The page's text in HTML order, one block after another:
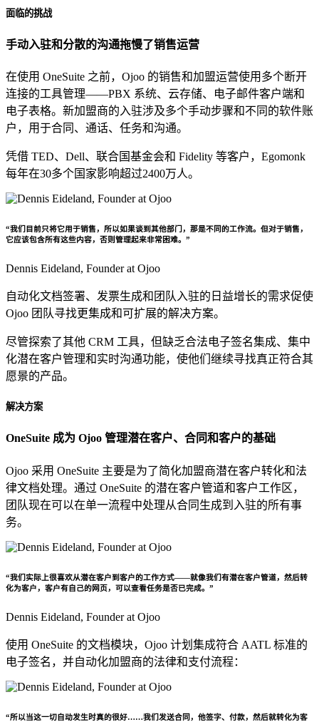
面临的挑战
手动入驻和分散的沟通拖慢了销售运营
在使用 OneSuite 之前，Ojoo 的销售和加盟运营使用多个断开
连接的工具管理——PBX 系统、云存储、电子邮件客户端和
电子表格。新加盟商的入驻涉及多个手动步骤和不同的软件账
户，用于合同、通话、任务和沟通。
凭借 TED、Dell、联合国基金会和 Fidelity 等客户，Egomonk
每年在30多个国家影响超过2400万人。
“我们目前只将它用于销售，所以如果谈到其他部门，那是不同的工作流。但对于销售，
它应该包含所有这些内容，否则管理起来非常困难。”
Dennis Eideland, Founder at Ojoo
自动化文档签署、发票生成和团队入驻的日益增长的需求促使
Ojoo 团队寻找更集成和可扩展的解决方案。
尽管探索了其他 CRM 工具，但缺乏合法电子签名集成、集中
化潜在客户管理和实时沟通功能，使他们继续寻找真正符合其
愿景的产品。
解决方案
OneSuite 成为 Ojoo 管理潜在客户、合同和客户的基础
Ojoo 采用 OneSuite 主要是为了简化加盟商潜在客户转化和法
律文档处理。通过 OneSuite 的潜在客户管道和客户工作区，
团队现在可以在单一流程中处理从合同生成到入驻的所有事
务。
“我们实际上很喜欢从潜在客户到客户的工作方式——就像我们有潜在客户管道，然后转
化为客户，客户有自己的网页，可以查看任务是否已完成。”
Dennis Eideland, Founder at Ojoo
使用 OneSuite 的文档模块，Ojoo 计划集成符合 AATL 标准的
电子签名，并自动化加盟商的法律和支付流程：
“所以当这一切自动发生时真的很好……我们发送合同，他签字、付款，然后就转化为客